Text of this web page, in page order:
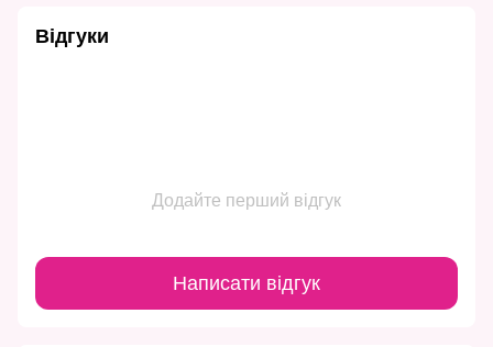
Відгуки
Додайте перший відгук
Написати відгук